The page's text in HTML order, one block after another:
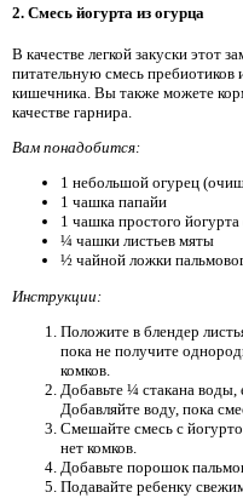
2. Смесь йогурта из огурца
В качестве легкой закуски этот
питательную смесь
кишечника. Вы также можете
качестве гарнира.
Вам понадобится:
1 небольшой огурец
1 чашка папайи
1 чашка простого йогурта
¼ чашки листьев мяты
½ чайной ложки
Инструкции:
Положите в блендер
пока не получите
комков.
Добавьте ¼ стакана воды,
Добавляйте воду, пока
Смешайте смесь с
нет комков.
Добавьте порошок
Подавайте ребенку